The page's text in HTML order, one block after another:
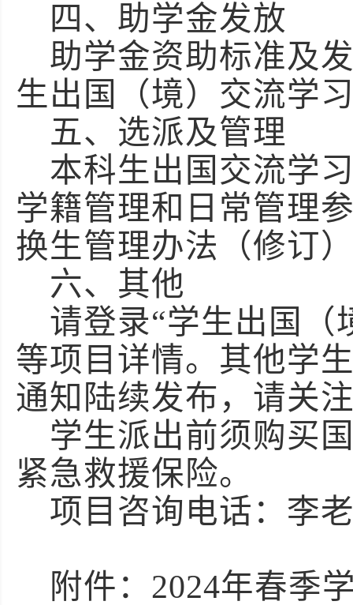
四、助学金发放
助学金资助标准及
生出国（境）交流学
五、选派及管理
本科生出国交流学
学籍管理和日常管理
换生管理办法（修订
六、其他
请登录“学生出国（
等项目详情。其他学
通知陆续发布，请关
学生派出前须购买
紧急救援保险。
项目咨询电话：李
附件：2024年春季